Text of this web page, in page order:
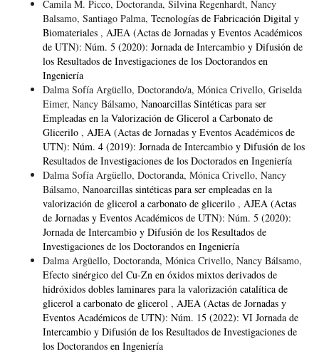
Camila M. Picco, Doctoranda, Silvina Regenhardt, Nancy
Balsamo, Santiago Palma, Tecnologías de Fabricación Digital y
Biomateriales , AJEA (Actas de Jornadas y Eventos Académicos
de UTN): Núm. 5 (2020): Jornada de Intercambio y Difusión de
los Resultados de Investigaciones de los Doctorandos en
Ingeniería
Dalma Sofía Argüello, Doctorando/a, Mónica Crivello, Griselda
Eimer, Nancy Bálsamo, Nanoarcillas Sintéticas para ser
Empleadas en la Valorización de Glicerol a Carbonato de
Glicerilo , AJEA (Actas de Jornadas y Eventos Académicos de
UTN): Núm. 4 (2019): Jornada de Intercambio y Difusión de los
Resultados de Investigaciones de los Doctorados en Ingeniería
Dalma Sofía Argüello, Doctoranda, Mónica Crivello, Nancy
Bálsamo, Nanoarcillas sintéticas para ser empleadas en la
valorización de glicerol a carbonato de glicerilo , AJEA (Actas
de Jornadas y Eventos Académicos de UTN): Núm. 5 (2020):
Jornada de Intercambio y Difusión de los Resultados de
Investigaciones de los Doctorandos en Ingeniería
Dalma Argüello, Doctoranda, Mónica Crivello, Nancy Bálsamo,
Efecto sinérgico del Cu-Zn en óxidos mixtos derivados de
hidróxidos dobles laminares para la valorización catalítica de
glicerol a carbonato de glicerol , AJEA (Actas de Jornadas y
Eventos Académicos de UTN): Núm. 15 (2022): VI Jornada de
Intercambio y Difusión de los Resultados de Investigaciones de
los Doctorandos en Ingeniería